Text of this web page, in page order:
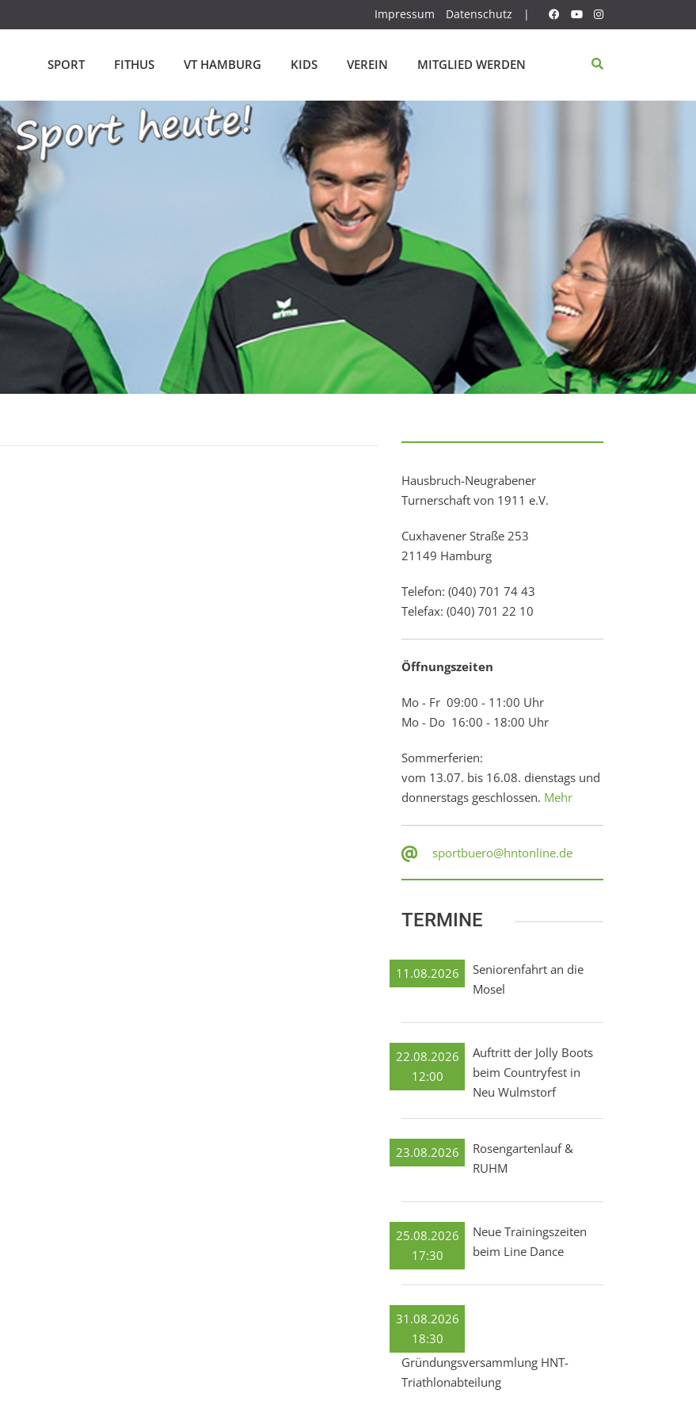
Impressum Datenschutz |
SPORT FITHUS VT HAMBURG KIDS VEREIN MITGLIED WERDEN
Hausbruch-Neugrabener
Turnerschaft von 1911 e.V.
Cuxhavener Straße 253
21149 Hamburg
Telefon: (040) 701 74 43
Telefax: (040) 701 22 10
Öffnungszeiten
Mo - Fr 09:00 - 11:00 Uhr
Mo - Do 16:00 - 18:00 Uhr
Sommerferien:
vom 13.07. bis 16.08. dienstags und
donnerstags geschlossen. Mehr
sportbuero@hntonline.de
TERMINE
11.08.2026
Seniorenfahrt an die
Mosel
22.08.2026
12:00
Auftritt der Jolly Boots
beim Countryfest in
Neu Wulmstorf
23.08.2026
Rosengartenlauf &
RUHM
25.08.2026
17:30
Neue Trainingszeiten
beim Line Dance
31.08.2026
18:30
Gründungsversammlung HNT-
Triathlonabteilung